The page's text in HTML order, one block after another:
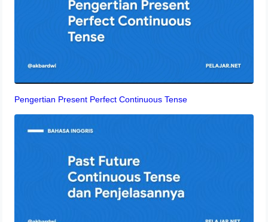
Pengertian Present Perfect Continuous Tense